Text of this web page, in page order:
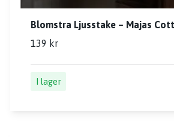
Blomstra Ljusstake – Majas
139 kr
I lager